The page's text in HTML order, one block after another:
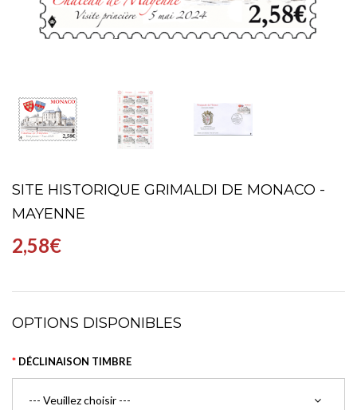
SITE HISTORIQUE GRIMALDI DE MONACO -
MAYENNE
2,58€
OPTIONS DISPONIBLES
DÉCLINAISON TIMBRE